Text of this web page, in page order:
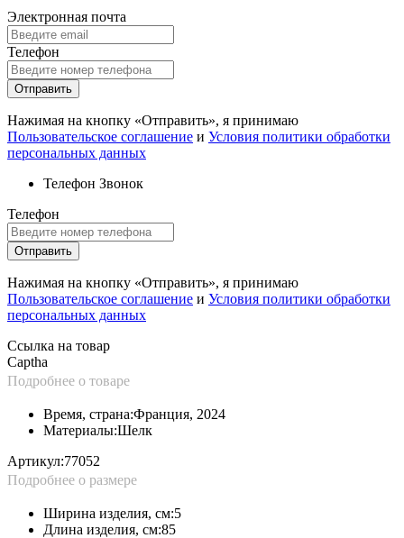
Электронная почта
Телефон
Отправить
Нажимая на кнопку «Отправить», я принимаю
Пользовательское соглашение и Условия политики обработки
персональных данных
Телефон Звонок
Телефон
Отправить
Нажимая на кнопку «Отправить», я принимаю
Пользовательское соглашение и Условия политики обработки
персональных данных
Ссылка на товар
Captha
Подробнее о товаре
Материалы:Шелк
Время, страна:Франция, 2024
Артикул:77052
Подробнее о размере
Длина изделия, см:85
Ширина изделия, см:5